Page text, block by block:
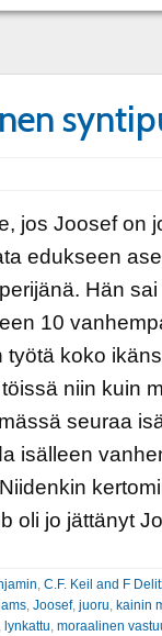
jos Joosef on
edukseen
Hän
10
työtä koko
niin kuin
seuraa
isälleen
oli jo jättänyt
, C.F. Keil and F
, Joosef, juoru, kainin
lynkattu, moraalinen